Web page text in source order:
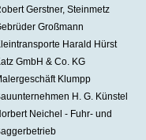
Gerstner, Steinmetz
Großmann
Harald Hürst
GmbH & Co. KG
Klumpp
H. G. Künstel
Neichel - Fuhr- und